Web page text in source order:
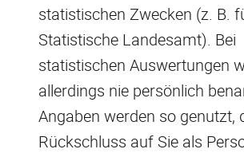
statistischen Zwecken (z. B.
Statistische Landesamt). Bei
statistischen Auswertungen
allerdings nie persönlich
Angaben werden so genutzt,
Rückschluss auf Sie als